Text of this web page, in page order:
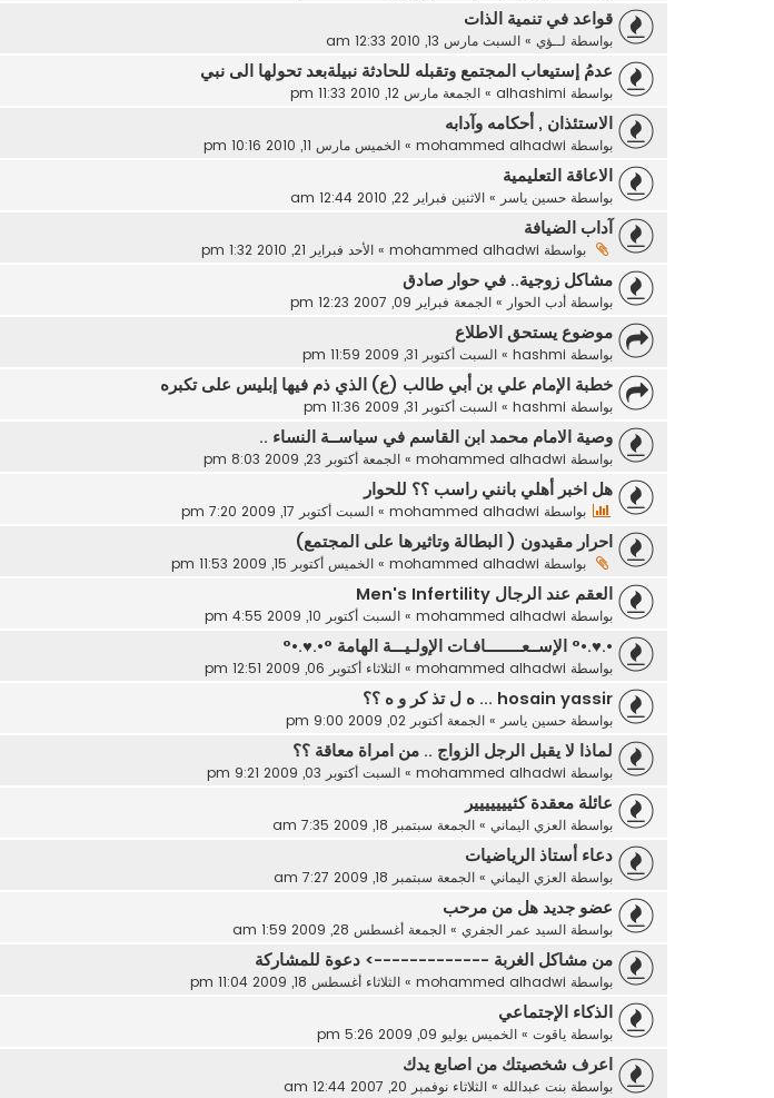
قواعد في تنمية الذات
بواسطة لــؤي » السبت مارس 13, 2010 12:33 am
عدمُ إستيعاب المجتمع وتقبله للحادثة نبيلةبعد تحولها الى نبي
بواسطة alhashimi
» الجمعة مارس 12, 2010 11:33 pm
الاستئذان , أحكامه وآدابه
بواسطة mohammed alhadwi
» الخميس مارس 11, 2010 10:16 pm
الاعاقة التعليمية
بواسطة حسين ياسر » الاثنين فبراير 22, 2010 12:44 am
آداب الضيافة
بواسطة mohammed alhadwi
» الأحد فبراير 21, 2010 1:32 pm
مشاكل زوجية.. في حوار صادق
بواسطة أدب الحوار » الجمعة فبراير 09, 2007 12:23 pm
موضوع يستحق الاطلاع
بواسطة hashmi
» السبت أكتوبر 31, 2009 11:59 pm
خطبة الإمام علي بن أبي طالب (ع) الذي ذم فيها إبليس على تكبره
بواسطة hashmi
» السبت أكتوبر 31, 2009 11:36 pm
وصية الامام محمد ابن القاسم في سياســة النساء ..
بواسطة mohammed alhadwi
» الجمعة أكتوبر 23, 2009 8:03 pm
هل اخبر أهلي بانني راسب ؟؟ للحوار
بواسطة mohammed alhadwi
» السبت أكتوبر 17, 2009 7:20 pm
احرار مقيدون ( البطالة وتاثيرها على المجتمع)
بواسطة mohammed alhadwi
» الخميس أكتوبر 15, 2009 11:53 pm
العقم عند الرجال Men's Infertility
بواسطة mohammed alhadwi
» السبت أكتوبر 10, 2009 4:55 pm
•.♥.•° الإســعــــــــافـات الإولـيـــة الهامة °•.♥.•°
بواسطة mohammed alhadwi
» الثلاثاء أكتوبر 06, 2009 12:51 pm
hosain yassir ... ه ل تذ كر و ه ؟؟
بواسطة حسين ياسر » الجمعة أكتوبر 02, 2009 9:00 pm
لماذا لا يقبل الرجل الزواج .. من امراة معاقة ؟؟
بواسطة mohammed alhadwi
» السبت أكتوبر 03, 2009 9:21 pm
عائلة معقدة كثييييييير
بواسطة العزي اليماني » الجمعة سبتمبر 18, 2009 7:35 am
دعاء أستاذ الرياضيات
بواسطة العزي اليماني » الجمعة سبتمبر 18, 2009 7:27 am
عضو جديد هل من مرحب
بواسطة السيد عمر الجفري » الجمعة أغسطس 28, 2009 1:59 am
من مشاكل الغربة -------------> دعوة للمشاركة
بواسطة mohammed alhadwi
» الثلاثاء أغسطس 18, 2009 11:04 pm
الذكاء الإجتماعي
بواسطة ياقوت » الخميس يوليو 09, 2009 5:26 pm
اعرف شخصيتك من اصابع يدك
بواسطة بنت عبدالله » الثلاثاء نوفمبر 20, 2007 12:44 am